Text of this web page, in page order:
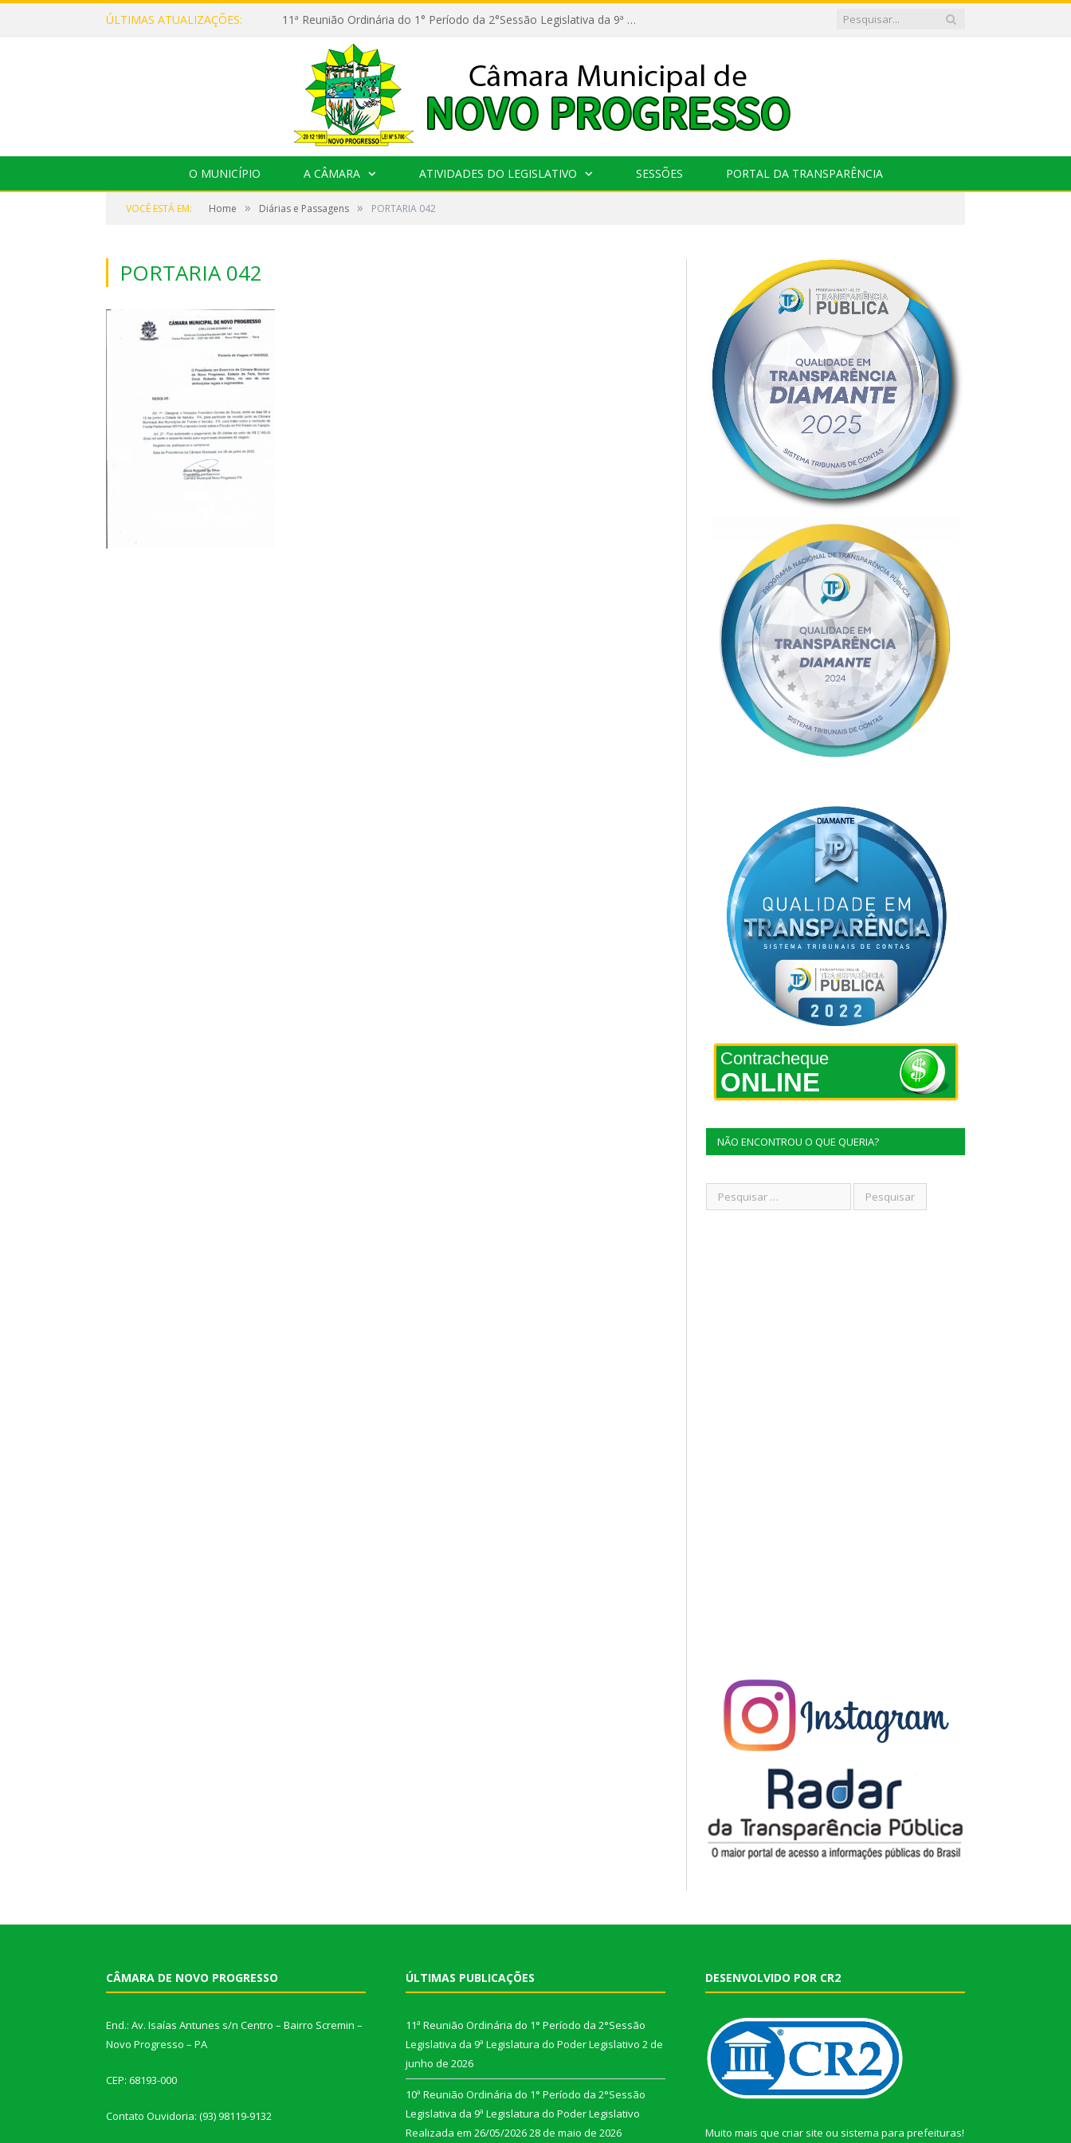
ÚLTIMAS ATUALIZAÇÕES: 11ª Reunião Ordinária do 1° Período da 2°Sessão Legislativa da 9ª Legislatura do Poder Legislativo
O MUNICÍPIO A CÂMARA ATIVIDADES DO LEGISLATIVO SESSÕES PORTAL DA TRANSPARÊNCIA
VOCÊ ESTÁ EM: Home » Diárias e Passagens » PORTARIA 042
PORTARIA 042
Contracheque
ONLINE
NÃO ENCONTROU O QUE QUERIA?
CÂMARA DE NOVO PROGRESSO
End.: Av. Isaías Antunes s/n Centro – Bairro Scremin –
Novo Progresso – PA
CEP: 68193-000
Contato Ouvidoria: (93) 98119-9132
ÚLTIMAS PUBLICAÇÕES
11ª Reunião Ordinária do 1° Período da 2°Sessão
Legislativa da 9ª Legislatura do Poder Legislativo 2 de
junho de 2026
10ª Reunião Ordinária do 1° Período da 2°Sessão
Legislativa da 9ª Legislatura do Poder Legislativo
Realizada em 26/05/202628 de maio de 2026
DESENVOLVIDO POR CR2
Muito mais que criar site ou sistema para prefeituras!